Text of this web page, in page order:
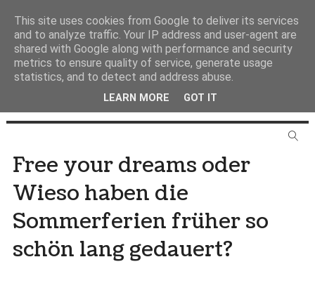
Free your dreams oder
Wieso haben die
Sommerferien früher so
schön lang gedauert?
This site uses cookies from Google to deliver its services
and to analyze traffic. Your IP address and user-agent are
shared with Google along with performance and security
metrics to ensure quality of service, generate usage
statistics, and to detect and address abuse.
LEARN MORE GOT IT